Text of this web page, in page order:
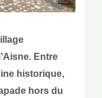
Entre
historique,
hors du